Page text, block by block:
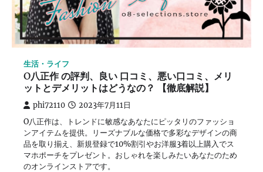
生活・ライフ
O八正作 の評判、良い 口コミ、悪い口コミ、メリ
ットとデメリットはどうなの？ 【徹底解説】
phi72110 2023年7月11日
O八正作は、トレンドに敏感なあなたにピッタリのファッショ
ンアイテムを提供。リーズナブルな価格で多彩なデザインの商
品を取り揃え、新規登録で10%割引やお洋服3着以上購入でス
マホポーチをプレゼント。おしゃれを楽しみたいあなたのため
のオンラインストアです。